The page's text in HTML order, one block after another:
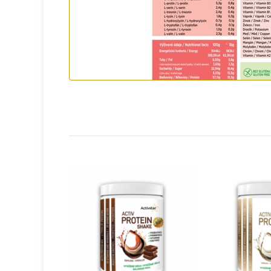
Ne, výrobek je slazen přírodní stévií,
Pro koho je Activ Protein shake
Pro každého, kdo hledá kvalitní zdroj
Pro vyznavače aktivního životního stylu
chuť.
"Mám citlivé zažívání."
Díky přídavku vlákniny EMUGOLD® a
"Je to drahé."
Když si spočítáte cenu za jednu porci,
vitamíny, minerály a probiotika za cenu